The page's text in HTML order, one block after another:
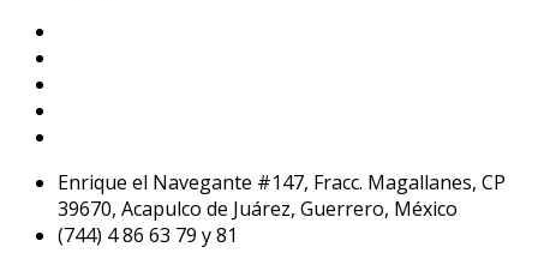
Enrique el Navegante #147, Fracc. Magallanes, CP
39670, Acapulco de Juárez, Guerrero, México
(744) 4 86 63 79 y 81